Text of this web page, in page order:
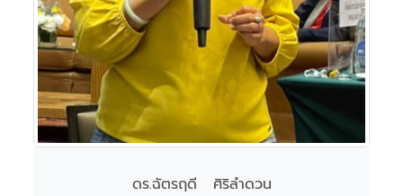
ดร.ฉัตรฤดี ศิริลำดวน